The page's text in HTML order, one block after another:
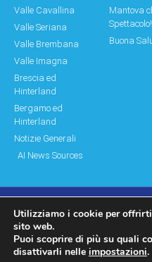
Valle Cavallina
Valle Seriana
Valle Brembana
Valle Imagna
Brescia ed
Hinterland
Bergamo ed
Hinterland
Notizie Generali
AI News Sources
Mantova
Spettacolo!
Buona
© Copyright 2011 –
Log In|Log Out
Utilizziamo i cookie per
sito web.
Puoi scoprire di più su quali
disattivarli nelle impostazioni.